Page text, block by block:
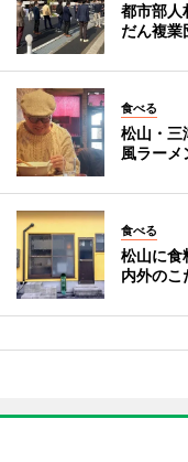
都市部
だん複業
食べる
松山・三
風ラーメ
食べる
松山に
内外のこ